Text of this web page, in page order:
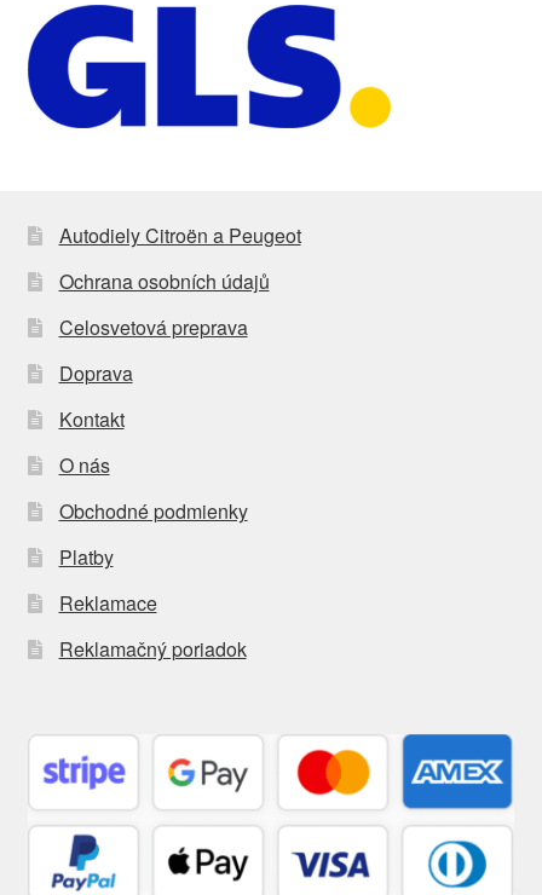
Autodiely Citroën a Peugeot
Ochrana osobních údajů
Celosvetová preprava
Doprava
Kontakt
O nás
Obchodné podmienky
Platby
Reklamace
Reklamačný poriadok